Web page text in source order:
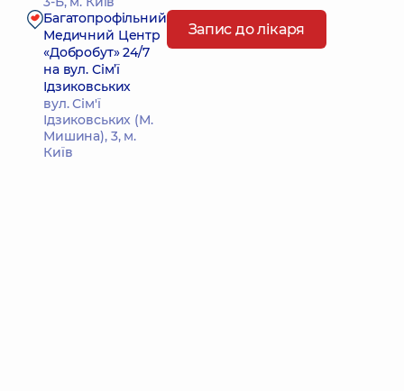
Багатопрофільний
Медичний Центр
«Добробут» 24/7
на вул. Сім’ї
Ідзиковських
вул. Сім'ї
Ідзиковських (М.
Мишина), 3, м.
Київ
Запис до лікаря